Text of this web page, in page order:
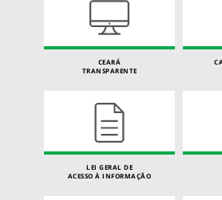
CEARÁ
TRANSPARENTE
LEI GERAL DE
ACESSO À INFORMAÇÃO